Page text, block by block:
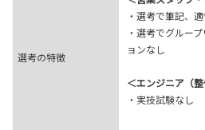
選考の特徴
・選考で筆記、
・選考でグルー
ョンなし
＜エンジニア（
・実技試験なし